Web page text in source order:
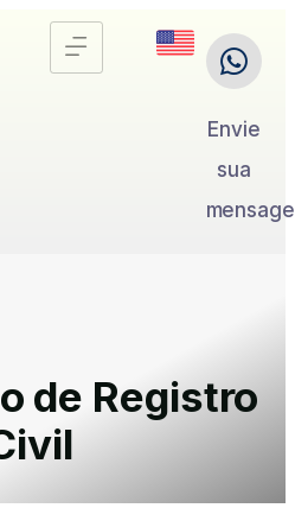
Envie
sua
de Registro